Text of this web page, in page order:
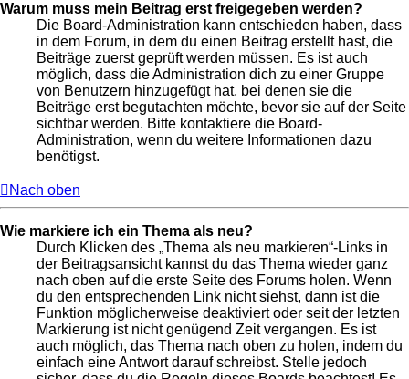
Warum muss mein Beitrag erst freigegeben werden?
Die Board-Administration kann entschieden haben, dass
in dem Forum, in dem du einen Beitrag erstellt hast, die
Beiträge zuerst geprüft werden müssen. Es ist auch
möglich, dass die Administration dich zu einer Gruppe
von Benutzern hinzugefügt hat, bei denen sie die
Beiträge erst begutachten möchte, bevor sie auf der Seite
sichtbar werden. Bitte kontaktiere die Board-
Administration, wenn du weitere Informationen dazu
benötigst.
Nach oben
Wie markiere ich ein Thema als neu?
Durch Klicken des „Thema als neu markieren“-Links in
der Beitragsansicht kannst du das Thema wieder ganz
nach oben auf die erste Seite des Forums holen. Wenn
du den entsprechenden Link nicht siehst, dann ist die
Funktion möglicherweise deaktiviert oder seit der letzten
Markierung ist nicht genügend Zeit vergangen. Es ist
auch möglich, das Thema nach oben zu holen, indem du
einfach eine Antwort darauf schreibst. Stelle jedoch